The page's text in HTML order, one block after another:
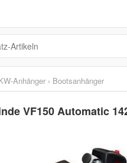
Anhänger › Bootsanhänger
VF150 Automatic